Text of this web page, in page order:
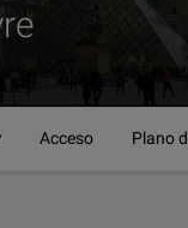
Acceso Plano